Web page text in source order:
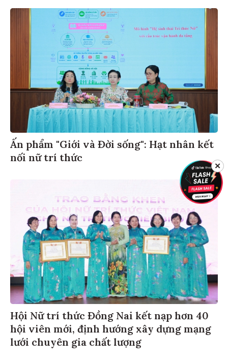
Ấn phẩm "Giới và Đời sống": Hạt nhân kết
nối nữ trí thức
Hội Nữ trí thức Đồng Nai kết nạp hơn 40
hội viên mới, định hướng xây dựng mạng
lưới chuyên gia chất lượng
✕